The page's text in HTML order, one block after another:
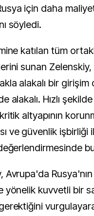
için daha
söyledi.
katılan tüm
sunan
alakalı bir
alakalı. Hızlı
altyapının
ve güvenlik işbirliği
Avrupa'da
yönelik kuvvetli bir